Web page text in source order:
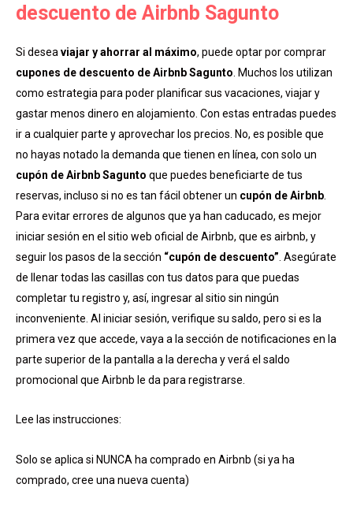
descuento de Airbnb Sagunto
Si desea viajar y ahorrar al máximo, puede optar por comprar
cupones de descuento de Airbnb Sagunto . Muchos los utilizan
como estrategia para poder planificar sus vacaciones, viajar y
gastar menos dinero en alojamiento. Con estas entradas puedes
ir a cualquier parte y aprovechar los precios. No, es posible que
no hayas notado la demanda que tienen en línea, con solo un
cupón de Airbnb Sagunto que puedes beneficiarte de tus
reservas, incluso si no es tan fácil obtener un cupón de Airbnb
Para evitar errores de algunos que ya han caducado, es mejor
iniciar sesión en el sitio web oficial de Airbnb, que es airbnb, y
seguir los pasos de la sección “cupón de descuento” . Asegúrate
de llenar todas las casillas con tus datos para que puedas
completar tu registro y, así, ingresar al sitio sin ningún
inconveniente. Al iniciar sesión, verifique su saldo, pero si es la
primera vez que accede, vaya a la sección de notificaciones en la
parte superior de la pantalla a la derecha y verá el saldo
promocional que Airbnb le da para registrarse.
Lee las instrucciones:
Solo se aplica si NUNCA ha comprado en Airbnb (si ya ha
comprado, cree una nueva cuenta)